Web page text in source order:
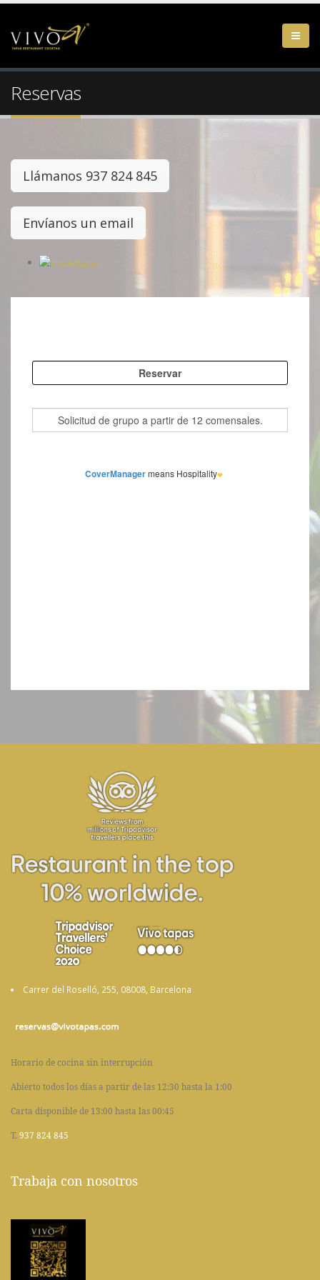
Reservas
Llámanos 937 824 845
Envíanos un email
Carrer del Roselló, 255, 08008, Barcelona
Horario de cocina sin interrupción
Abierto todos los días a partir de las 12:30 hasta la 1:00
Carta disponible de 13:00 hasta las 00:45
T. 937 824 845
Trabaja con nosotros